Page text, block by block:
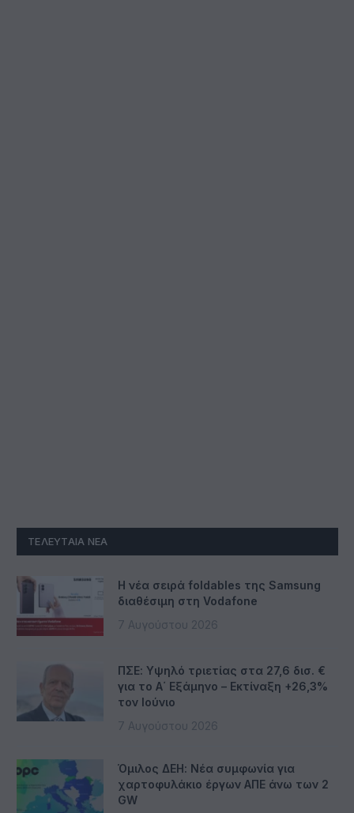
ΤΕΛΕΥΤΑΊΑ ΝΈΑ
Η νέα σειρά foldables της Samsung
διαθέσιμη στη Vodafone
7 Αυγούστου 2026
ΠΣΕ: Υψηλό τριετίας στα 27,6 δισ. €
για το Α΄ Εξάμηνο – Εκτίναξη +26,3%
τον Ιούνιο
7 Αυγούστου 2026
Όμιλος ΔΕΗ: Νέα συμφωνία για
χαρτοφυλάκιο έργων ΑΠΕ άνω των 2
GW